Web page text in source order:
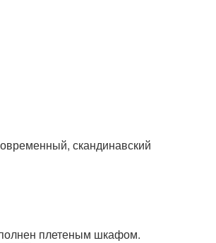
скандинавский
плетеным шкафом.